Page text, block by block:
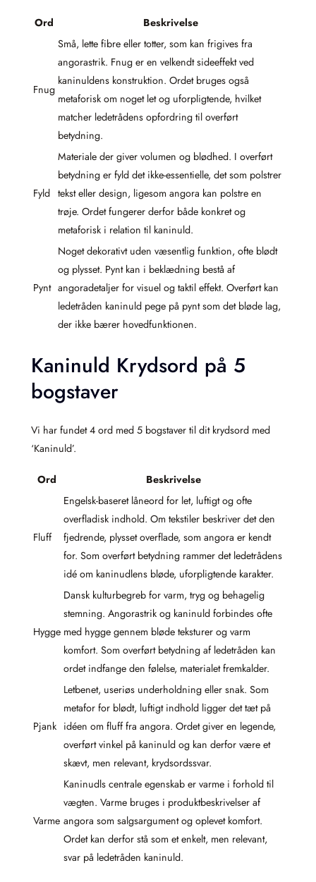
Ord Beskrivelse
Fnug
Små, lette fibre eller totter, som kan frigives fra
angorastrik. Fnug er en velkendt sideeffekt ved
kaninuldens konstruktion. Ordet bruges også
metaforisk om noget let og uforpligtende, hvilket
matcher ledetrådens opfordring til overført
betydning.
Fyld
Materiale der giver volumen og blødhed. I overført
betydning er fyld det ikke-essentielle, det som polstrer
tekst eller design, ligesom angora kan polstre en
trøje. Ordet fungerer derfor både konkret og
metaforisk i relation til kaninuld.
Pynt
Noget dekorativt uden væsentlig funktion, ofte blødt
og plysset. Pynt kan i beklædning bestå af
angoradetaljer for visuel og taktil effekt. Overført kan
ledetråden kaninuld pege på pynt som det bløde lag,
der ikke bærer hovedfunktionen.
Kaninuld Krydsord på 5
bogstaver
Vi har fundet 4 ord med 5 bogstaver til dit krydsord med
‘Kaninuld’.
Ord Beskrivelse
Fluff
Engelsk-baseret låneord for let, luftigt og ofte
overfladisk indhold. Om tekstiler beskriver det den
fjedrende, plysset overflade, som angora er kendt
for. Som overført betydning rammer det ledetrådens
idé om kaninudlens bløde, uforpligtende karakter.
Hygge
Dansk kulturbegreb for varm, tryg og behagelig
stemning. Angorastrik og kaninuld forbindes ofte
med hygge gennem bløde teksturer og varm
komfort. Som overført betydning af ledetråden kan
ordet indfange den følelse, materialet fremkalder.
Pjank
Letbenet, useriøs underholdning eller snak. Som
metafor for blødt, luftigt indhold ligger det tæt på
idéen om fluff fra angora. Ordet giver en legende,
overført vinkel på kaninuld og kan derfor være et
skævt, men relevant, krydsordssvar.
Varme
Kaninudls centrale egenskab er varme i forhold til
vægten. Varme bruges i produktbeskrivelser af
angora som salgsargument og oplevet komfort.
Ordet kan derfor stå som et enkelt, men relevant,
svar på ledetråden kaninuld.